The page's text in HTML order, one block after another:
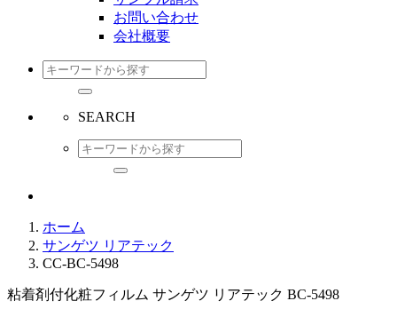
お問い合わせ
会社概要
SEARCH
ホーム
サンゲツ リアテック
CC-BC-5498
粘着剤付化粧フィルム サンゲツ リアテック BC-5498